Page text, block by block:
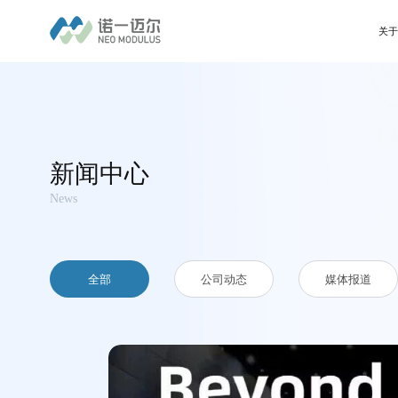
关
新闻中心
News
全部 公司动态 媒体报道